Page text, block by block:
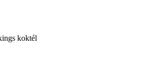
koktél